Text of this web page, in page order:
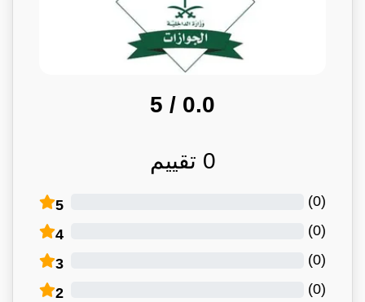
0.0
/ 5
0 تقييم
5 (
0
)
4 (
0
)
3 (
0
)
2 (
0
)